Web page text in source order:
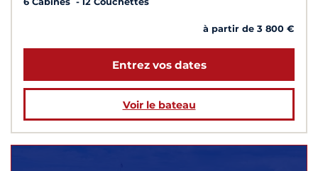
à partir de 3 800 €
Entrez vos dates
Voir le bateau